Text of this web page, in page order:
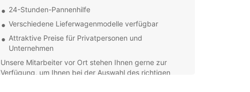
24-Stunden-Pannenhilfe
Verschiedene Lieferwagenmodelle verfügbar
Attraktive Preise für Privatpersonen und
Unternehmen
Unsere Mitarbeiter vor Ort stehen Ihnen gerne zur
Verfügung, um Ihnen bei der Auswahl des richtigen